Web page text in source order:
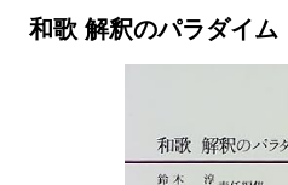
和歌 解釈のパラダイム